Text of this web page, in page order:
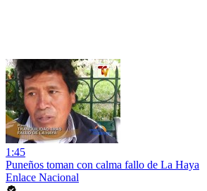
1:45
Puneños toman con calma fallo de La Haya
Enlace Nacional